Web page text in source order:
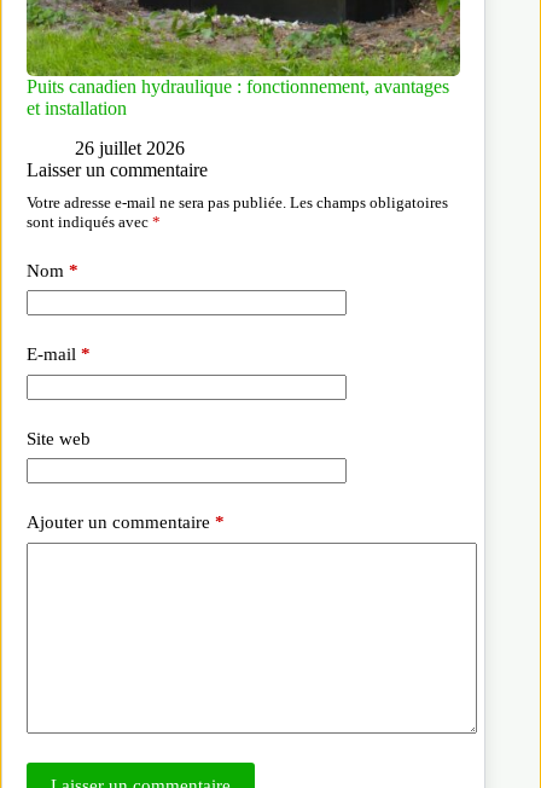
Puits canadien hydraulique : fonctionnement, avantages
et installation
26 juillet 2026
Laisser un commentaire
Votre adresse e-mail ne sera pas publiée. Les champs obligatoires
sont indiqués avec *
Nom *
E-mail *
Site web
Ajouter un commentaire *